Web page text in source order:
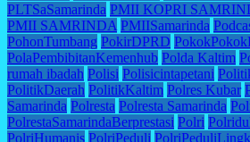
PLTSaSamarinda PMII KOPRI
PMII SAMRINDA PMIISamarinda
PohonTumbang PokirDPRD
PolaPembibitanKemenhub Polda Kaltim
rumah ibadah Polisi Polisicintapetani
PolitikDaerah PolitikKaltim Polres Kubar
Samarinda Polresta Polresta Samarinda
PolrestaSamarindaBerprestasi Polri
PolriHumanis PolriPeduli